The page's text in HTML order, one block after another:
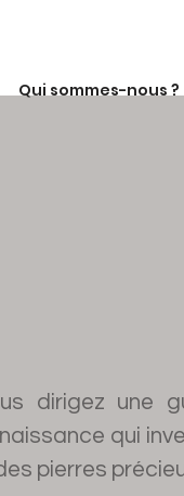
Qui sommes-nous ?
dirigez une
qui
pierres